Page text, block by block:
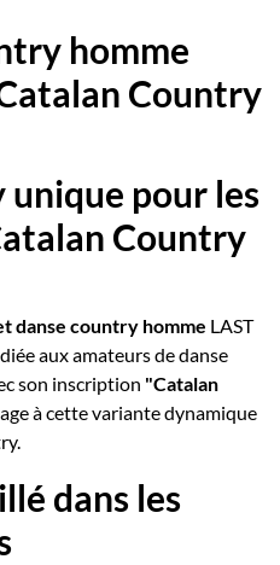
homme
Country
pour les
Country
danse country homme LAST
aux amateurs de danse
son inscription "Catalan
à cette variante dynamique
dans les